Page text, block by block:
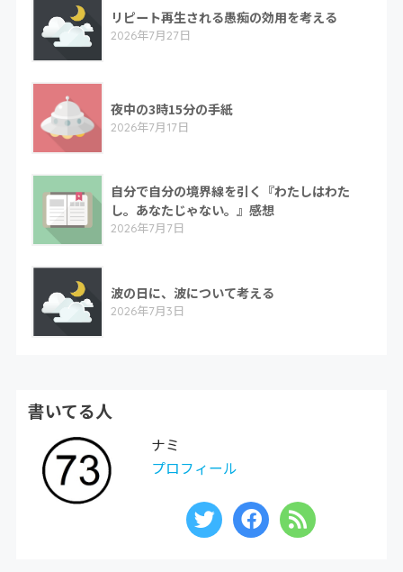
リピート再生される愚痴の効用を考える
2026年7月27日
夜中の3時15分の手紙
2026年7月17日
自分で自分の境界線を引く『わたしはわた
し。あなたじゃない。』感想
2026年7月7日
波の日に、波について考える
2026年7月3日
書いてる人
ナミ
プロフィール